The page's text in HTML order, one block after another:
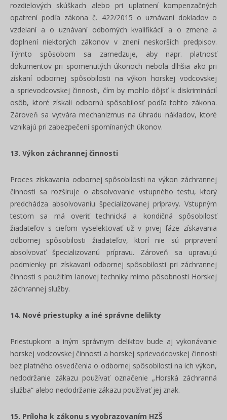
rozdielových skúškach alebo pri uplatnení kompenzačných
opatrení podľa zákona č. 422/2015 o uznávaní dokladov o
vzdelaní a o uznávaní odborných kvalifikácií a o zmene a
doplnení niektorých zákonov v znení neskorších predpisov.
Týmto spôsobom sa zamedzuje, aby napr. platnosť
dokumentov pri spomenutých úkonoch nebola dlhšia ako pri
získaní odbornej spôsobilosti na výkon horskej vodcovskej
a sprievodcovskej činnosti, čím by mohlo dôjsť k diskriminácií
osôb, ktoré získali odbornú spôsobilosť podľa tohto zákona.
Zároveň sa vytvára mechanizmus na úhradu nákladov, ktoré
vznikajú pri zabezpečení spomínaných úkonov.
13. Výkon záchrannej činnosti
Proces získavania odbornej spôsobilosti na výkon záchrannej
činnosti sa rozširuje o absolvovanie vstupného testu, ktorý
predchádza absolvovaniu špecializovanej prípravy. Vstupným
testom sa má overiť technická a kondičná spôsobilosť
žiadateľov s cieľom vyselektovať už v prvej fáze získavania
odbornej spôsobilosti žiadateľov, ktorí nie sú pripravení
absolvovať špecializovanú prípravu. Zároveň sa upravujú
podmienky pri získavaní odbornej spôsobilosti pri záchrannej
činnosti s použitím lanovej techniky mimo pôsobnosti Horskej
záchrannej služby.
14. Nové priestupky a iné správne delikty
Priestupkom a iným správnym deliktov bude aj vykonávanie
horskej vodcovskej činnosti a horskej sprievodcovskej činnosti
bez platného osvedčenia o odbornej spôsobilosti na ich výkon,
nedodržanie zákazu používať označenie „Horská záchranná
služba“ alebo nedodržanie zákazu používať jej znak.
15. Príloha k zákonu s vyobrazovaním HZŠ